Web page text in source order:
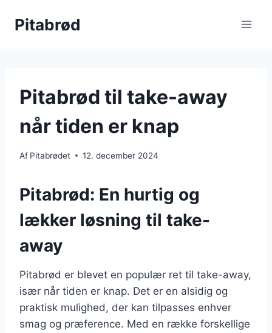
Pitabrød
Pitabrød til take-away
når tiden er knap
Af Pitabrødet 12. december 2024
Pitabrød: En hurtig og
lækker løsning til take-
away
Pitabrød er blevet en populær ret til take-away,
især når tiden er knap. Det er en alsidig og
praktisk mulighed, der kan tilpasses enhver
smag og præference. Med en række forskellige